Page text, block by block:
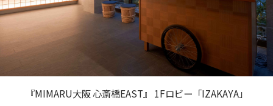
『MIMARU大阪 心斎橋EAST』 1Fロビー「IZAKAYA」